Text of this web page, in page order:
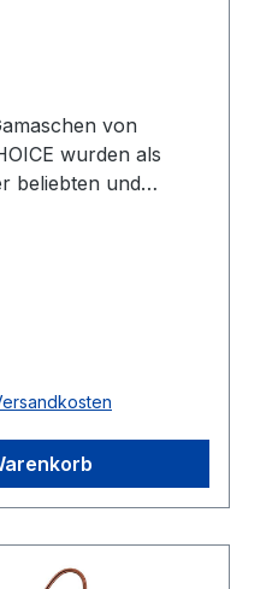
von
wurden als
beliebten und
Haltbarkeit zu
der neuen
2XCool Material,
Textil,
enthält und und
neue, dehnbare